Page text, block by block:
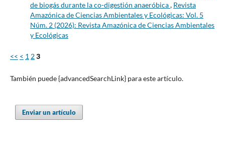
de biogás durante la co-digestión anaeróbica, Revista
Amazónica de Ciencias Ambientales y Ecológicas: Vol. 5
Núm. 2 (2026): Revista Amazónica de Ciencias Ambientales
y Ecológicas
<< < 1 23
También puede {advancedSearchLink} para este artículo.
Enviar un artículo